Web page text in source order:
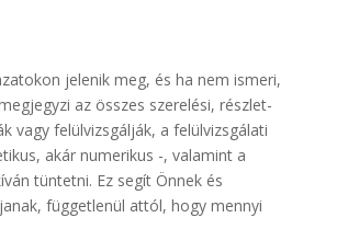
jelenik meg, és ha nem ismeri,
az összes szerelési, részlet-
vagy felülvizsgálják, a felülvizsgálati
akár numerikus -, valamint a
tüntetni. Ez segít Önnek és
függetlenül attól, hogy mennyi